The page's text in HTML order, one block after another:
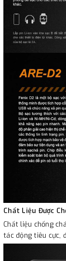
Chất Liệu Được
Chất liệu chống
tác động tiêu cực,